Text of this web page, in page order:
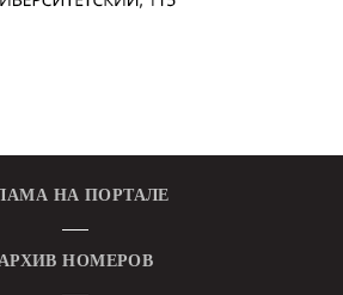
НА ПОРТАЛЕ
НОМЕРОВ